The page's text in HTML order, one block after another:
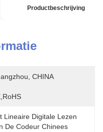
Productbeschrijving
CHINA
Lineaire Digitale Lezen
De Codeur Chinees